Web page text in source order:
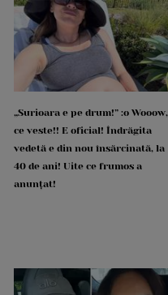
„Surioara e pe drum!” :o Wooow,
ce veste!! E oficial! Îndrăgita
vedetă e din nou însărcinată, la
40 de ani! Uite ce frumos a
anunțat!